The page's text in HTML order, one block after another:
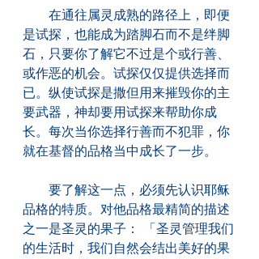
在通往属灵成熟的路径上，即便
是试探，也能成为踏脚石而不是绊脚
石，只要你了解它不过是个或行善、
或作恶的机会。试探仅仅提供选择而
已。纵使试探是撒但用来摧毁你的主
要武器，神却要用试探来帮助你成
长。每次当你选择行善而不犯罪，你
就在基督的品格当中成长了一步。
要了解这一点，必须先认识耶稣
品格的特质。对他品格最精简的描述
之一是圣灵的果子： 「圣灵管理我们
的生活时，我们自然会结出美好的果